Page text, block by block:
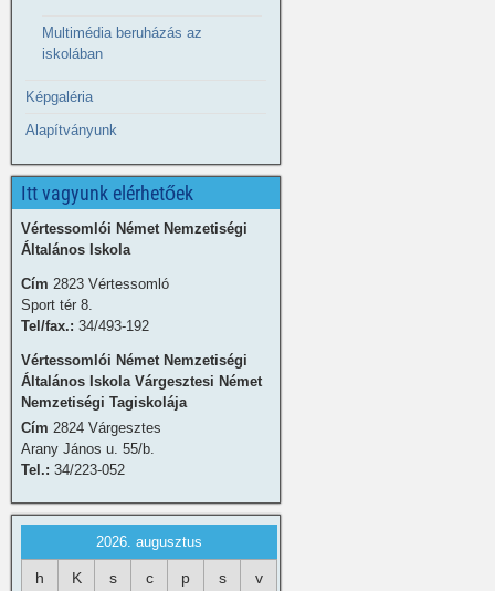
Multimédia beruházás az
iskolában
Képgaléria
Alapítványunk
Itt vagyunk elérhetőek
Vértessomlói Német Nemzetiségi
Általános Iskola
Cím 2823 Vértessomló
Sport tér 8.
Tel/fax.: 34/493-192
Vértessomlói Német Nemzetiségi
Általános Iskola Várgesztesi Német
Nemzetiségi Tagiskolája
Cím 2824 Várgesztes
Arany János u. 55/b.
Tel.: 34/223-052
2026. augusztus
h K s c p s v